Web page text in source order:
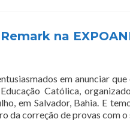
na
em anunciar
Católica,
em Salvador, Bahia. E
da correção de provas com